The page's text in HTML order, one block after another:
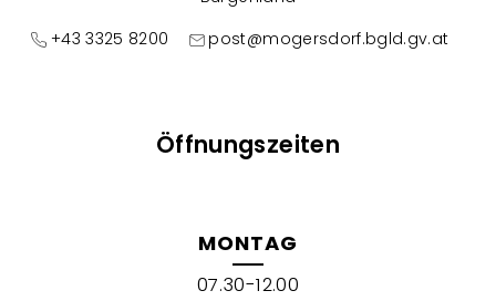
+43 3325 8200
post@mogersdorf.bgld.gv.at
Öffnungszeiten
MONTAG
07.30-12.00